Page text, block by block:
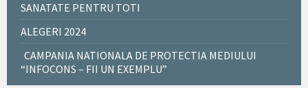
SANATATE PENTRU TOTI
ALEGERI 2024
CAMPANIA NATIONALA DE PROTECTIA MEDIULUI
“INFOCONS – FII UN EXEMPLU”